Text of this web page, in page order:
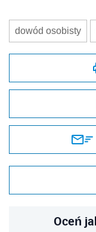
dowód osobisty
Oceń